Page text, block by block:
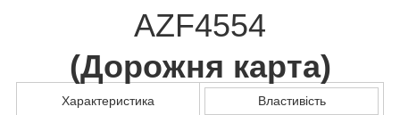
AZF4554
(Дорожня карта)
Характеристика Властивість